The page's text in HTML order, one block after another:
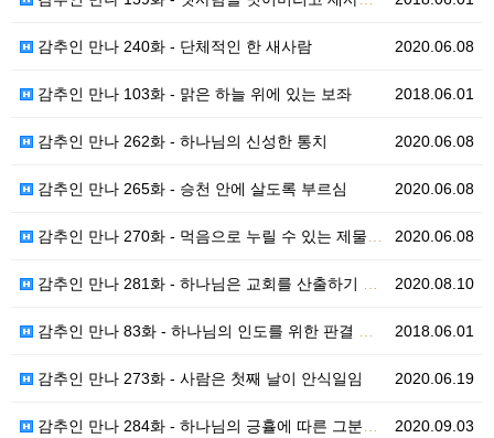
2020.06.08
감추인 만나 240화 - 단체적인 한 새사람
2018.06.01
감추인 만나 103화 - 맑은 하늘 위에 있는 보좌
2020.06.08
감추인 만나 262화 - 하나님의 신성한 통치
2020.06.08
감추인 만나 265화 - 승천 안에 살도록 부르심
2020.06.08
감추인 만나 270화 - 먹음으로 누릴 수 있는 제물이…
2020.08.10
감추인 만나 281화 - 하나님은 교회를 산출하기 위한…
2018.06.01
감추인 만나 83화 - 하나님의 인도를 위한 판결 가슴…
2020.06.19
감추인 만나 273화 - 사람은 첫째 날이 안식일임
2020.09.03
감추인 만나 284화 - 하나님의 긍휼에 따른 그분의 …